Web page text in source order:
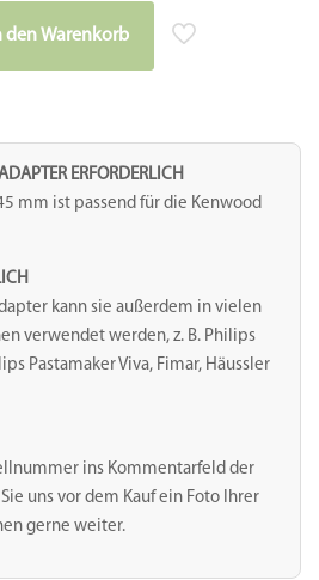
den Warenkorb
ERFORDERLICH
mm ist passend für die Kenwood
kann sie außerdem in vielen
verwendet werden, z. B. Philips
Pastamaker Viva, Fimar, Häussler
ins Kommentarfeld der
uns vor dem Kauf ein Foto Ihrer
gerne weiter.